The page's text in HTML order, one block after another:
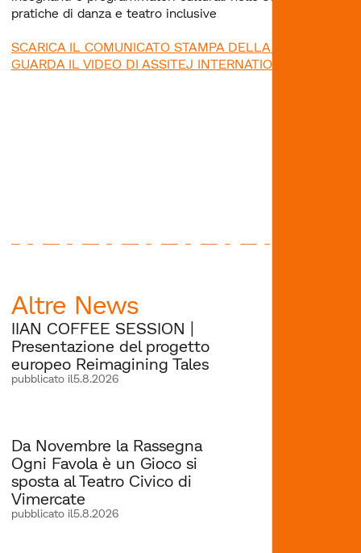
pratiche di danza e teatro inclusive
SCARICA IL COMUNICATO STAMPA DELLA GIORNATA
GUARDA IL VIDEO DI ASSITEJ INTERNATIONAL
Altre News
IIAN COFFEE SESSION |
Presentazione del progetto
europeo Reimagining Tales
pubblicato il5.8.2026
Da Novembre la Rassegna
Ogni Favola è un Gioco si
sposta al Teatro Civico di
Vimercate
pubblicato il5.8.2026